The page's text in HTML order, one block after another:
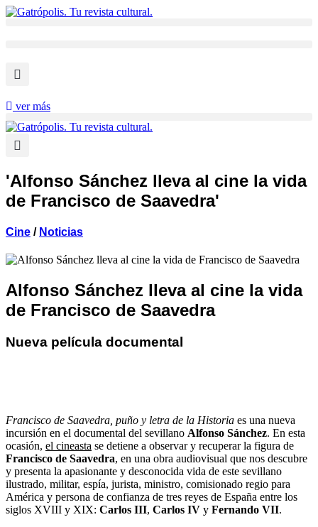
Ir
ver más
'Alfonso Sánchez lleva al cine la vida
de Francisco de Saavedra'
Cine / Noticias
Alfonso Sánchez lleva al cine la vida
de Francisco de Saavedra
Nueva película documental
Francisco de Saavedra, puño y letra de la Historia es una nueva
incursión en el documental del sevillano Alfonso Sánchez. En esta
ocasión, el cineasta se detiene a observar y recuperar la figura de
Francisco de Saavedra, en una obra audiovisual que nos descubre
y presenta la apasionante y desconocida vida de este sevillano
ilustrado, militar, espía, jurista, ministro, comisionado regio para
América y persona de confianza de tres reyes de España entre los
siglos XVIII y XIX: Carlos III, Carlos IV y Fernando VII.